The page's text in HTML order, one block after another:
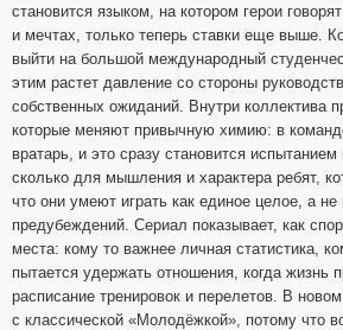
становится языком, на котором герои
и мечтах, только теперь ставки еще выше.
выйти на большой международный
этим растет давление со стороны
собственных ожиданий. Внутри коллектива
которые меняют привычную химию: в
вратарь, и это сразу становится испытанием
сколько для мышления и характера ребят,
что они умеют играть как единое целое, а не
предубеждений. Сериал показывает, как
места: кому то важнее личная статистика,
пытается удержать отношения, когда жизнь
расписание тренировок и перелетов. В
с классической «Молодёжкой», потому что